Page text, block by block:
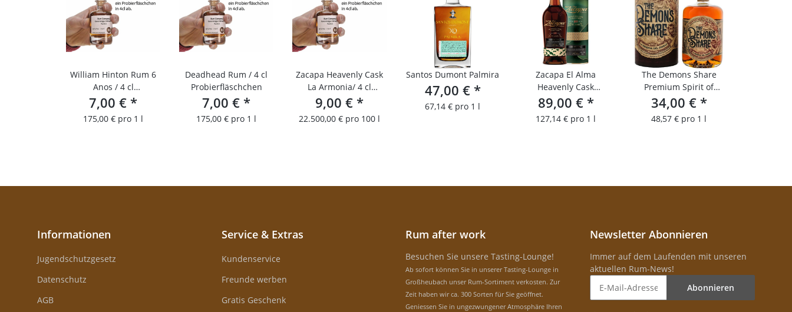
William Hinton Rum 6
Anos / 4 cl
Probierfläschchen
7,00 € *
175,00 € pro 1 l
Deadhead Rum / 4 cl
Probierfläschchen
7,00 € *
175,00 € pro 1 l
Zacapa Heavenly Cask
La Armonia/ 4 cl
Probierfläschchen
9,00 € *
22.500,00 € pro 100 l
Santos Dumont Palmira
47,00 € *
67,14 € pro 1 l
Zacapa El Alma
Heavenly Cask
Collection
89,00 € *
127,14 € pro 1 l
The Demons Share
Premium Spirit of
Panama 6YO
34,00 € *
48,57 € pro 1 l
Informationen
Jugendschutzgesetz
Datenschutz
AGB
Service & Extras
Kundenservice
Freunde werben
Gratis Geschenk
Rum after work
Besuchen Sie unsere Tasting-Lounge!
Ab sofort können Sie in unserer Tasting-Lounge in
Großheubach unser Rum-Sortiment verkosten. Zur
Zeit haben wir ca. 300 Sorten für Sie geöffnet.
Geniessen Sie in ungezwungener Atmosphäre Ihren
Newsletter Abonnieren
Immer auf dem Laufenden mit unseren
aktuellen Rum-News!
Abonnieren